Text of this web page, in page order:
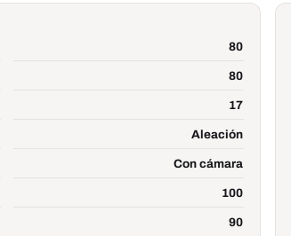
80
80
17
Aleación
Con cámara
100
90